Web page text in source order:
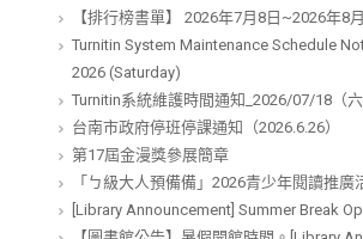
【排行榜書單】 2026年7月8日~2026年8
Turnitin System Maintenance Schedule
2026 (Saturday)
Turnitin系統維護時間通知_2026/07/18（六
台南市政府停班停課通知（2026.6.26）
第17屆金漫獎參展簡章
「ㄅ級大人預備備」2026青少年閱讀推廣
[Library Announcement] Summer Break